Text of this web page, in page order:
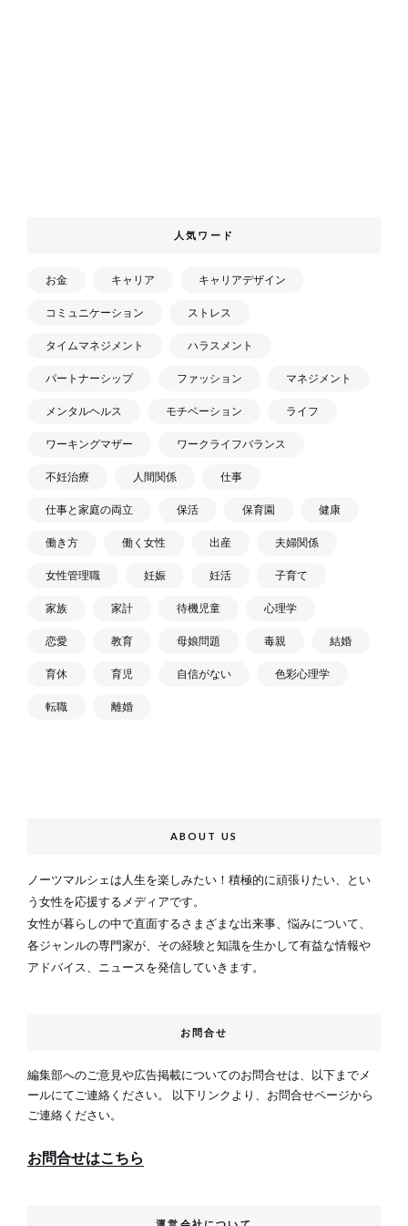
人気ワード
お金 キャリア キャリアデザイン
コミュニケーション ストレス
タイムマネジメント ハラスメント
パートナーシップ ファッション マネジメント
メンタルヘルス モチベーション ライフ
ワーキングマザー ワークライフバランス
不妊治療 人間関係 仕事
仕事と家庭の両立 保活 保育園 健康
働き方 働く女性 出産 夫婦関係
女性管理職 妊娠 妊活 子育て
家族 家計 待機児童 心理学
恋愛 教育 母娘問題 毒親 結婚
育休 育児 自信がない 色彩心理学
転職 離婚
ABOUT US
ノーツマルシェは人生を楽しみたい！積極的に頑張りたい、とい
う女性を応援するメディアです。
女性が暮らしの中で直面するさまざまな出来事、悩みについて、
各ジャンルの専門家が、その経験と知識を生かして有益な情報や
アドバイス、ニュースを発信していきます。
お問合せ
編集部へのご意見や広告掲載についてのお問合せは、以下までメ
ールにてご連絡ください。 以下リンクより、お問合せページから
ご連絡ください。
お問合せはこちら
運営会社について